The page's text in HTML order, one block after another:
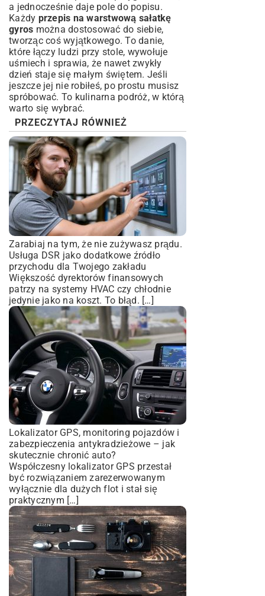
a jednocześnie daje pole do popisu.
Każdy przepis na warstwową sałatkę
gyros można dostosować do siebie,
tworząc coś wyjątkowego. To danie,
które łączy ludzi przy stole, wywołuje
uśmiech i sprawia, że nawet zwykły
dzień staje się małym świętem. Jeśli
jeszcze jej nie robiłeś, po prostu musisz
spróbować. To kulinarna podróż, w którą
warto się wybrać.
PRZECZYTAJ RÓWNIEŻ
Zarabiaj na tym, że nie zużywasz prądu.
Usługa DSR jako dodatkowe źródło
przychodu dla Twojego zakładu
Większość dyrektorów finansowych
patrzy na systemy HVAC czy chłodnie
jedynie jako na koszt. To błąd. […]
Lokalizator GPS, monitoring pojazdów i
zabezpieczenia antykradzieżowe – jak
skutecznie chronić auto?
Współczesny lokalizator GPS przestał
być rozwiązaniem zarezerwowanym
wyłącznie dla dużych flot i stał się
praktycznym […]